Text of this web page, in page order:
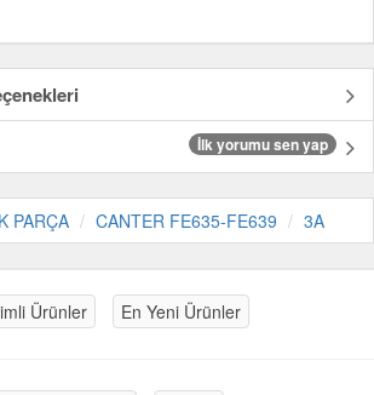
İlk yorumu sen yap
PARÇA CANTER FE635-FE639 3A
Ürünler En Yeni Ürünler